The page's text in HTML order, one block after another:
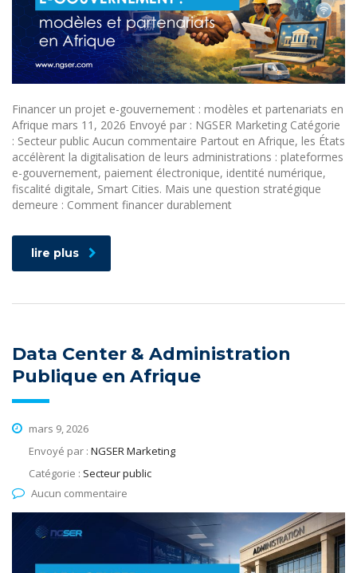
Financer un projet e-gouvernement : modèles et partenariats en
Afrique mars 11, 2026 Envoyé par : NGSER Marketing Catégorie
: Secteur public Aucun commentaire Partout en Afrique, les États
accélèrent la digitalisation de leurs administrations : plateformes
e-gouvernement, paiement électronique, identité numérique,
fiscalité digitale, Smart Cities. Mais une question stratégique
demeure : Comment financer durablement
lire plus
Data Center & Administration
Publique en Afrique
mars 9, 2026
Envoyé par : NGSER Marketing
Catégorie : Secteur public
Aucun commentaire